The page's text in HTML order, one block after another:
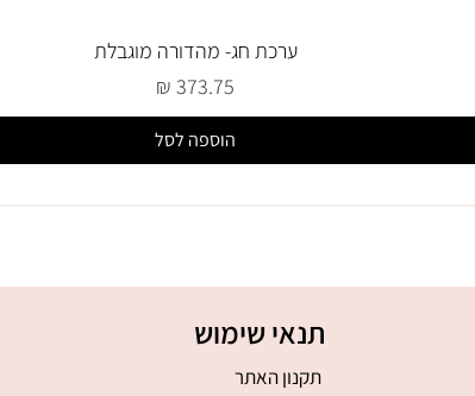
ערכת חג- מהדורה מוגבלת
מחיר
הוספה לסל
תנאי שימוש
תקנון האתר